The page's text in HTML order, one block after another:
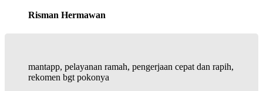
Risman Hermawan
mantapp, pelayanan ramah, pengerjaan cepat dan rapih,
rekomen bgt pokonya